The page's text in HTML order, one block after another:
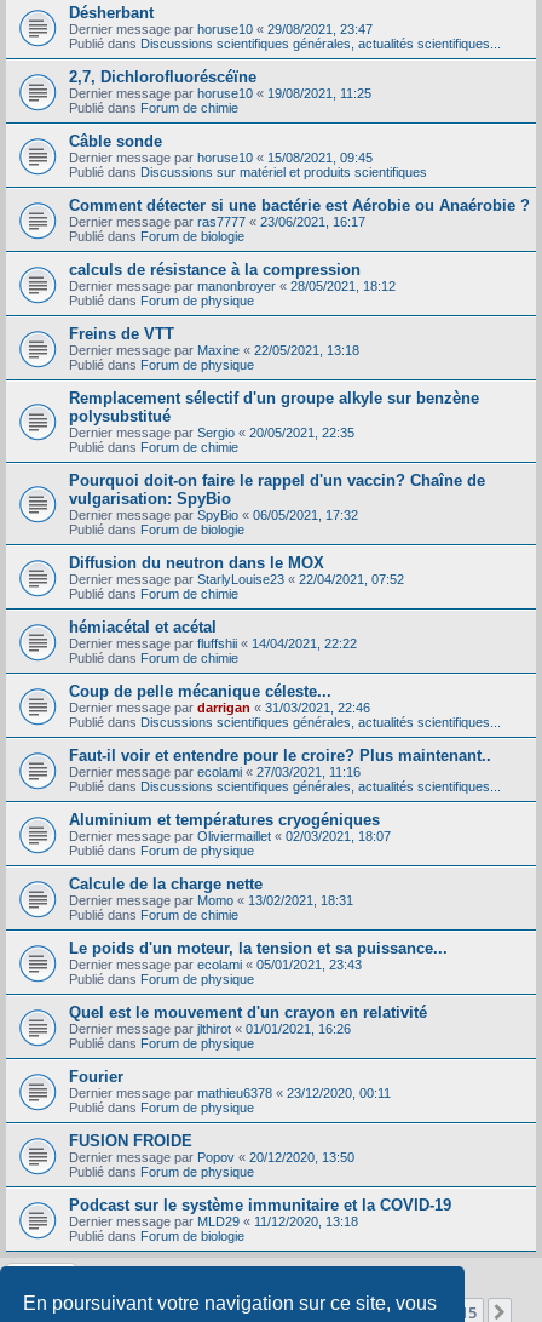
En poursuivant votre navigation sur ce site, vous
Désherbant
Dernier message par horuse10 « 29/08/2021, 23:47
Publié dans Discussions scientifiques générales, actualités scientifiques...
2,7, Dichlorofluoréscéïne
Dernier message par horuse10 « 19/08/2021, 11:25
Publié dans Forum de chimie
Câble sonde
Dernier message par horuse10 « 15/08/2021, 09:45
Publié dans Discussions sur matériel et produits scientifiques
Comment détecter si une bactérie est Aérobie ou Anaérobie ?
Dernier message par ras7777 « 23/06/2021, 16:17
Publié dans Forum de biologie
calculs de résistance à la compression
Dernier message par manonbroyer « 28/05/2021, 18:12
Publié dans Forum de physique
Freins de VTT
Dernier message par Maxine « 22/05/2021, 13:18
Publié dans Forum de physique
Remplacement sélectif d'un groupe alkyle sur benzène
polysubstitué
Dernier message par Sergio « 20/05/2021, 22:35
Publié dans Forum de chimie
Pourquoi doit-on faire le rappel d'un vaccin? Chaîne de
vulgarisation: SpyBio
Dernier message par SpyBio « 06/05/2021, 17:32
Publié dans Forum de biologie
Diffusion du neutron dans le MOX
Dernier message par StarlyLouise23 « 22/04/2021, 07:52
Publié dans Forum de chimie
hémiacétal et acétal
Dernier message par fluffshii « 14/04/2021, 22:22
Publié dans Forum de chimie
Coup de pelle mécanique céleste...
Dernier message par darrigan « 31/03/2021, 22:46
Publié dans Discussions scientifiques générales, actualités scientifiques...
Faut-il voir et entendre pour le croire? Plus maintenant..
Dernier message par ecolami « 27/03/2021, 11:16
Publié dans Discussions scientifiques générales, actualités scientifiques...
Aluminium et températures cryogéniques
Dernier message par Oliviermaillet « 02/03/2021, 18:07
Publié dans Forum de physique
Calcule de la charge nette
Dernier message par Momo « 13/02/2021, 18:31
Publié dans Forum de chimie
Le poids d'un moteur, la tension et sa puissance...
Dernier message par ecolami « 05/01/2021, 23:43
Publié dans Forum de physique
Quel est le mouvement d'un crayon en relativité
Dernier message par jlthirot « 01/01/2021, 16:26
Publié dans Forum de physique
Fourier
Dernier message par mathieu6378 « 23/12/2020, 00:11
Publié dans Forum de physique
FUSION FROIDE
Dernier message par Popov « 20/12/2020, 13:50
Publié dans Forum de physique
Podcast sur le système immunitaire et la COVID-19
Dernier message par MLD29 « 11/12/2020, 13:18
Publié dans Forum de biologie
La recherche a retourné 356 résultats Page 1sur15
1 2 3 4 5 … 15